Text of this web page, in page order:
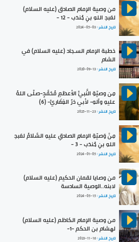
من وصية الإمام الصادق (عليه السلام)
لعَبدِ اللهِ بنِ جُندَب - 12 -
تاريخ النشر :2024-05-03
خطبة الإمام السـجاد (عليه السلام) في
الشام
تاريخ النشر :2020-09-13
مِن وصيّةِ النَّبيِّ الأعظمِ مُحَمَّدٍ-صلّى اللهُ
عليهِ وآلهِ- لأبي ذرٍّ الغِفَاريِّ- (6)
تاريخ النشر :2025-11-23
مِنْ وَصيّةِ الإمامِ الصادقِ عليهِ السَّلامُ لعَبدِ
اللهِ بنِ جُندَب - 3 -
تاريخ النشر :2024-01-05
من وصايا لقمان الحكيم (عليه السلام)
لابنه..الوصية السادسة
تاريخ النشر :2024-05-15
من وصية الإمام الكاظم (عليه السلام)
لهشام بن الحكم -1-
تاريخ النشر :2023-11-16